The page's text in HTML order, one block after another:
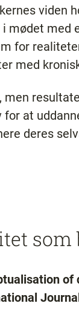
viden
mødet med
for
med
men
at
deres
som